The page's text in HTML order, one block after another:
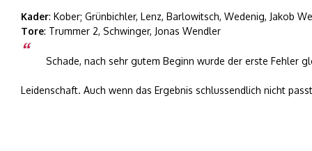
Kader: Kober; Grünbichler, Lenz, Barlowitsch, Wedenig, Jakob
Tore: Trummer 2, Schwinger, Jonas Wendler
Schade, nach sehr gutem Beginn wurde der erste Fehler
Leidenschaft. Auch wenn das Ergebnis schlussendlich nicht